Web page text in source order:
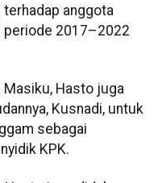
anggota
periode 2017–2022
Masiku, Hasto juga
Kusnadi, untuk
sebagai
KPK.